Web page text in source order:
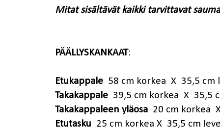
Mitat sisältävät kaikki tarvittavat
PÄÄLLYSKANKAAT:
Etukappale 58 cm korkea X 35,5 cm
Takakappale 39,5 cm korkea X 35,5
Takakappaleen yläosa 20 cm korkea
Etutasku 25 cm korkea X 35,5 cm